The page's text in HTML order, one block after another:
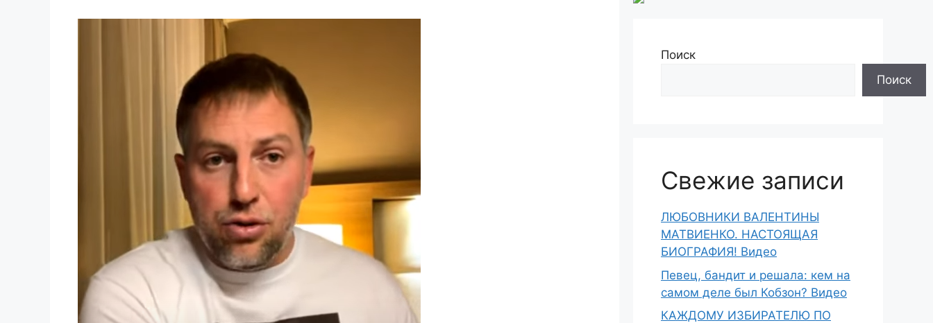
Поиск
Поиск
Свежие записи
ЛЮБОВНИКИ ВАЛЕНТИНЫ
МАТВИЕНКО. НАСТОЯЩАЯ
БИОГРАФИЯ! Видео
Певец, бандит и решала: кем на
самом деле был Кобзон? Видео
КАЖДОМУ ИЗБИРАТЕЛЮ ПО